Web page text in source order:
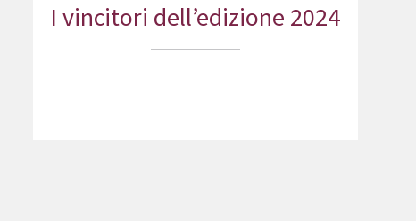
I vincitori dell’edizione 2024